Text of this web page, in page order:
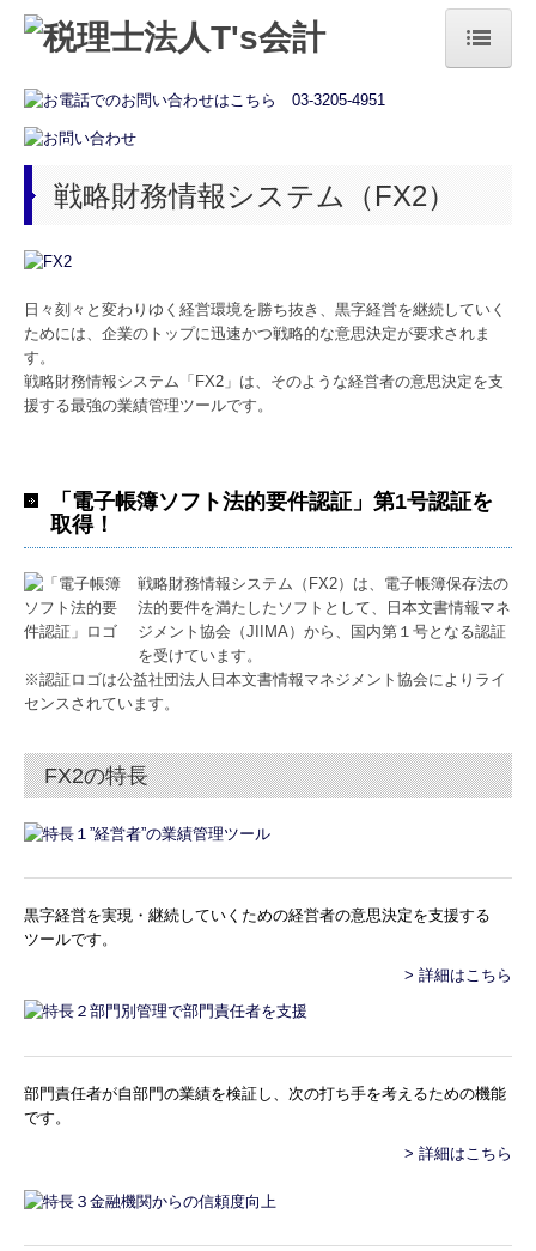
トップページ
法人の方
個人の方
お役立ち情報
税務カレンダー
補助金・助成金・融資情報
国の共済制度活用コーナー
事務所概要・アクセス
先輩インタビュー
戦略財務情報システム（FX2）
日々刻々と変わりゆく経営環境を勝ち抜き、黒字経営を継続していく
ためには、企業のトップに迅速かつ戦略的な意思決定が要求されま
す。
戦略財務情報システム「FX2」は、そのような経営者の意思決定を支
援する最強の業績管理ツールです。
「電子帳簿ソフト法的要件認証」第1号認証を
取得！
戦略財務情報システム（FX2）は、電子帳簿保存法の
法的要件を満たしたソフトとして、日本文書情報マネ
ジメント協会（JIIMA）から、国内第１号となる認証
を受けています。
※認証ロゴは公益社団法人日本文書情報マネジメント協会によりライ
センスされています。
FX2の特長
黒字経営を実現・継続していくための経営者の意思決定を支援する
ツールです。
> 詳細はこちら
部門責任者が自部門の業績を検証し、次の打ち手を考えるための機能
です。
> 詳細はこちら